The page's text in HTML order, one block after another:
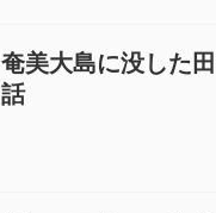
奄美大島に没した
話